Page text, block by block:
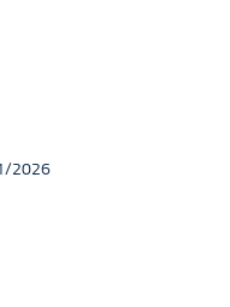
2026
economici